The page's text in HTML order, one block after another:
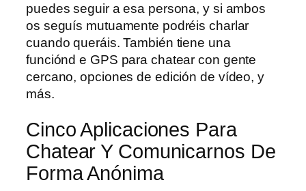
puedes seguir a esa persona, y si ambos
os seguís mutuamente podréis charlar
cuando queráis. También tiene una
funciónd e GPS para chatear con gente
cercano, opciones de edición de vídeo, y
más.
Cinco Aplicaciones Para
Chatear Y Comunicarnos De
Forma Anónima